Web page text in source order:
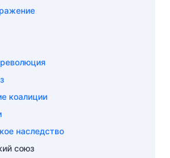
коалиции
наследство
союз